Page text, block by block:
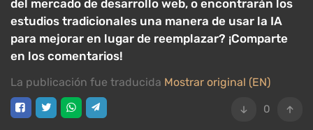
del mercado de desarrollo web, o encontrarán los
estudios tradicionales una manera de usar la IA
para mejorar en lugar de reemplazar? ¡Comparte
en los comentarios!
La publicación fue traducida Mostrar original (EN)
0